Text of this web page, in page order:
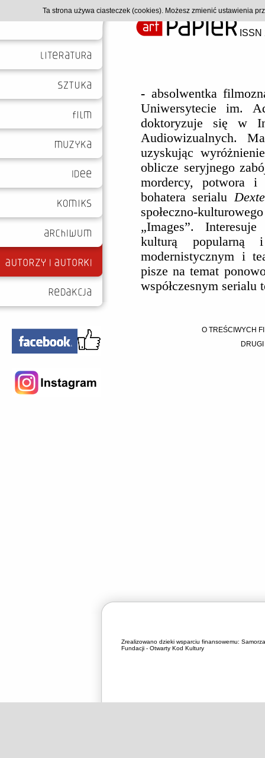
- absolwentka
Uniwersytecie im.
doktoryzuje się w
Audiowizualnych.
uzyskując
oblicze seryjnego
mordercy, potwora i
bohatera serialu
społeczno-
„Images”.
kulturą popularną
modernistycznym i
pisze na temat
współczesnym serialu
O TREŚCIWYCH
Zrealizowano dzieki wsparciu finansowemu:
Fundacji - Otwarty Kod Kultury
Ta strona używa ciasteczek (cookies). Możesz zmienić ustawienia